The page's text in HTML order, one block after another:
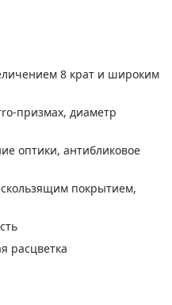
8 крат и широким
призмах, диаметр
оптики, антибликовое
покрытием,
расцветка